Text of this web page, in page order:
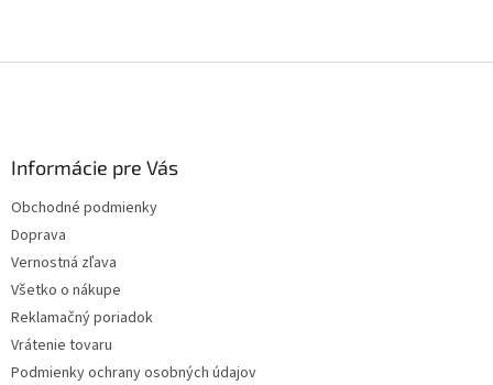
Informácie pre Vás
Obchodné podmienky
Doprava
Vernostná zľava
Všetko o nákupe
Reklamačný poriadok
Vrátenie tovaru
Podmienky ochrany osobných údajov